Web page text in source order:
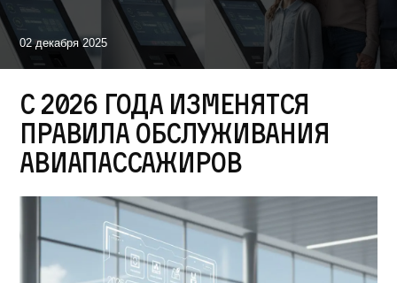
02 декабря 2025
С 2026 года изменятся
правила обслуживания
авиапассажиров